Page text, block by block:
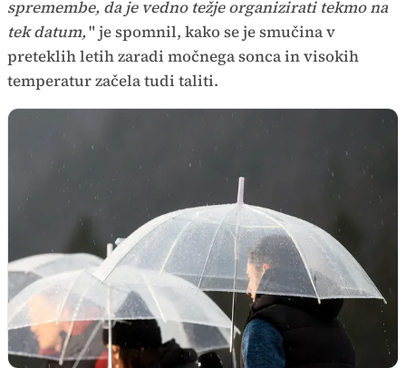
spremembe, da je vedno težje organizirati tekmo na
tek datum," je spomnil, kako se je smučina v
preteklih letih zaradi močnega sonca in visokih
temperatur začela tudi taliti.